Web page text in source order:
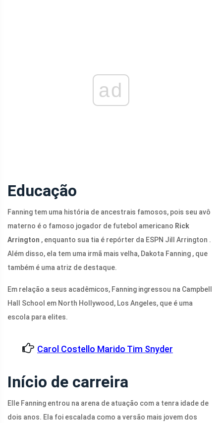
ad
Educação
Fanning tem uma história de ancestrais famosos, pois seu avô
materno é o famoso jogador de futebol americano Rick
Arrington , enquanto sua tia é repórter da ESPN Jill Arrington .
Além disso, ela tem uma irmã mais velha, Dakota Fanning , que
também é uma atriz de destaque.
Em relação a seus acadêmicos, Fanning ingressou na Campbell
Hall School em North Hollywood, Los Angeles, que é uma
escola para elites.
Carol Costello Marido Tim Snyder
Início de carreira
Elle Fanning entrou na arena de atuação com a tenra idade de
dois anos. Ela foi escalada como a versão mais jovem dos